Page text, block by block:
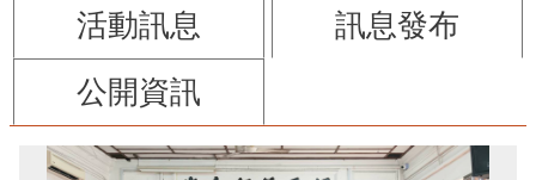
活動訊息
訊息發布
公開資訊